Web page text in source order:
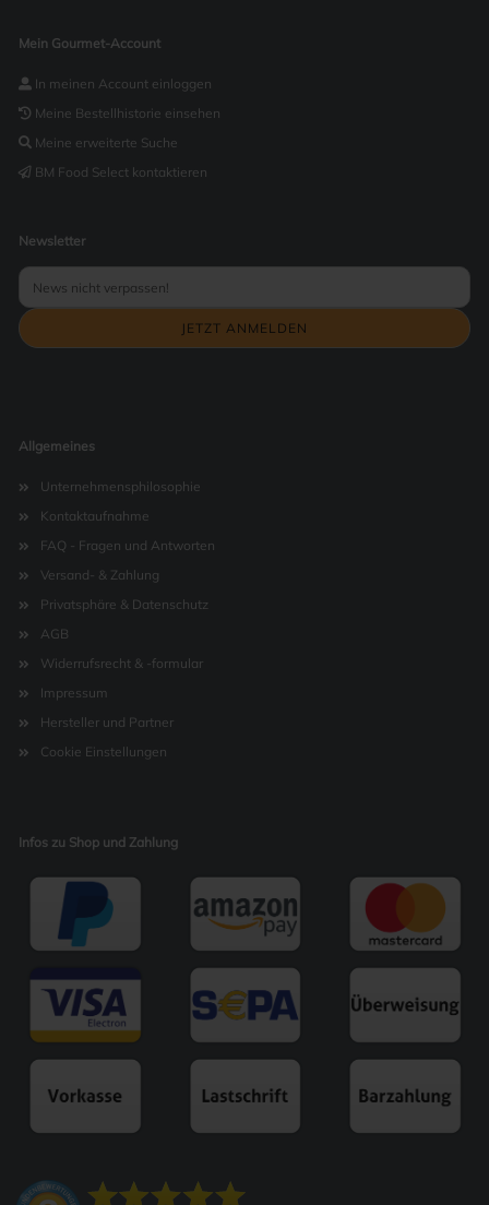
Mein Gourmet-Account
In meinen Account einloggen
Meine Bestellhistorie einsehen
Meine erweiterte Suche
BM Food Select kontaktieren
Newsletter
Allgemeines
Unternehmensphilosophie
Kontaktaufnahme
FAQ - Fragen und Antworten
Versand- & Zahlung
Privatsphäre & Datenschutz
AGB
Widerrufsrecht & -formular
Impressum
Hersteller und Partner
Cookie Einstellungen
Infos zu Shop und Zahlung